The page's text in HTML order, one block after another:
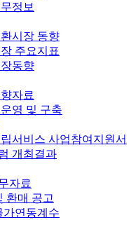
정보
시장 동향
주요지표
동향
자료
영 및 구축
서비스 사업참여지원서
개최결과
자료
환매 공고
가연동계수